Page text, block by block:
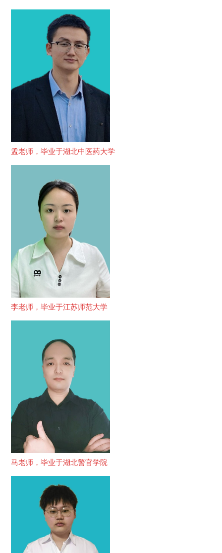
孟老师，毕业于湖北中医药大学
李老师，毕业于江苏师范大学
马老师，毕业于湖北警官学院